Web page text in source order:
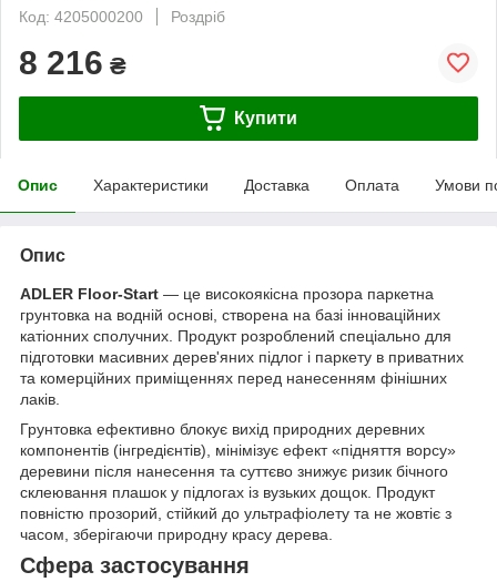
Код: 4205000200
Роздріб
8 216 ₴
Купити
Опис Характеристики Доставка Оплата Умови
Опис
ADLER Floor-Start — це високоякісна прозора паркетна
грунтовка на водній основі, створена на базі інноваційних
катіонних сполучних. Продукт розроблений спеціально для
підготовки масивних дерев'яних підлог і паркету в приватних
та комерційних приміщеннях перед нанесенням фінішних
лаків.
Грунтовка ефективно блокує вихід природних деревних
компонентів (інгредієнтів), мінімізує ефект «підняття ворсу»
деревини після нанесення та суттєво знижує ризик бічного
склеювання плашок у підлогах із вузьких дощок. Продукт
повністю прозорий, стійкий до ультрафіолету та не жовтіє з
часом, зберігаючи природну красу дерева.
Сфера застосування